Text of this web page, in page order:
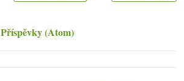
Příspěvky (Atom)